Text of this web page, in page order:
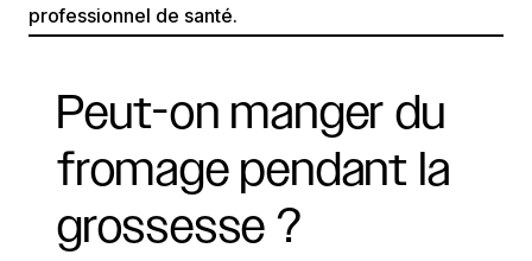
professionnel de santé.
Peut-on manger du
fromage pendant la
grossesse ?